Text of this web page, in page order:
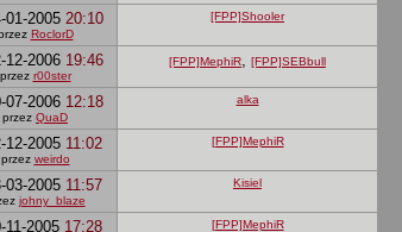
2005 20:10
RoclorD
[FPP]Shooler
2006 19:46
przez r00ster
[FPP]MephiR, [FPP]SEBbull
2006 12:18
przez QuaD
alka
12-2005 11:02
przez weirdo
[FPP]MephiR
03-2005 11:57
johny_blaze
Kisiel
11-2005 17:28 [FPP]MephiR